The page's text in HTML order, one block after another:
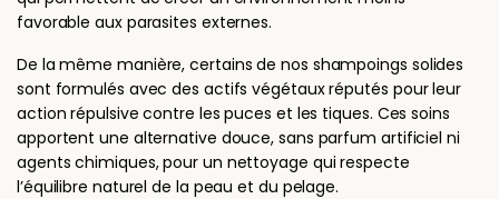
favorable aux parasites externes.
De la même manière, certains de nos shampoings solides
sont formulés avec des actifs végétaux réputés pour leur
action répulsive contre les puces et les tiques. Ces soins
apportent une alternative douce, sans parfum artificiel ni
agents chimiques, pour un nettoyage qui respecte
l’équilibre naturel de la peau et du pelage.